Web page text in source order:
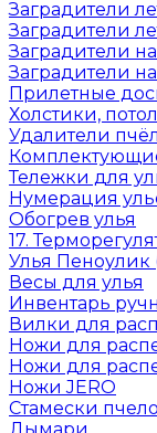
Заградители
Заградители
Заградители
Заградители
Прилетные
Холстики,
Удалители пчёл
Тележки для
Нумерация
Обогрев улья
17.
Улья Пеноулик
Весы для улья
Инвентарь
Вилки для
Ножи для
Ножи для
Ножи JERO
Стамески